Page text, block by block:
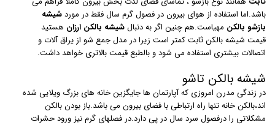
باشد.اما استفاده از هوای بیرون در فصول گرم سال فقط در موردشیشه
بازشو بالکن مهیاست.هم چنین اگر به دنبالشیشه بالکن ارزان هستید
قیمت شیشه بالکن ثابت کمتر است زیرا در مدل جمع شو از یراق آلات و
اتصالات بیشتری استفاده می شود و بالطبع قیمت بالاتری خواهد داشت.
شیشه بالکن تاشو
در زندگی مدرن امروزی که آپارتمان ها جایگزین خانه های بزرگ ویلایی شده
اند،بالکن خانه تنها راه ارتباطی با فضای بیرون می باشد.باز بودن بالکن
مشکلاتی را درفصول سرد سال در پی دارد.در فصلهای گرم نیز ورود حشرات